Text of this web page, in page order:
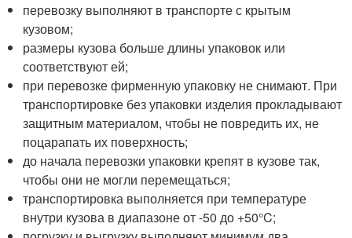
перевозку выполняют в транспорте с крытым
кузовом;
размеры кузова больше длины упаковок или
соответствуют ей;
при перевозке фирменную упаковку не снимают. При
транспортировке без упаковки изделия прокладывают
защитным материалом, чтобы не повредить их, не
поцарапать их поверхность;
до начала перевозки упаковки крепят в кузове так,
чтобы они не могли перемещаться;
транспортировка выполняется при температуре
внутри кузова в диапазоне от -50 до +50°C;